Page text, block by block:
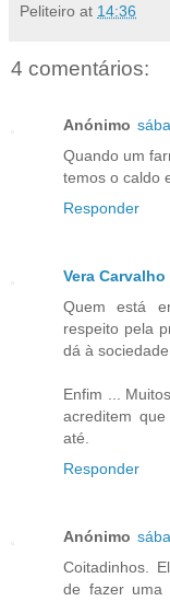
Peliteiro at 14:36
4 comentários:
Anónimo
Quando um
temos o caldo
Responder
Vera Carvalho
Quem está
respeito pela
dá à sociedade.
Enfim ...
acreditem
até.
Responder
Anónimo
Coitadinhos.
de fazer uma